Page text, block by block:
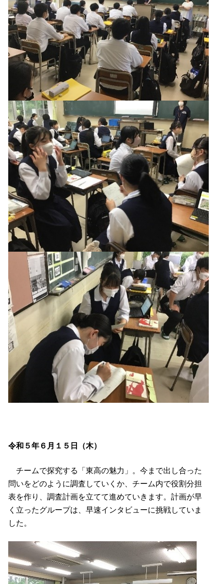
令和５年６月１５日（木）
チームで探究する「東高の魅力」。今まで出し合った
問いをどのように調査していくか、チーム内で役割分担
表を作り、調査計画を立てて進めていきます。計画が早
く立ったグループは、早速インタビューに挑戦していま
した。